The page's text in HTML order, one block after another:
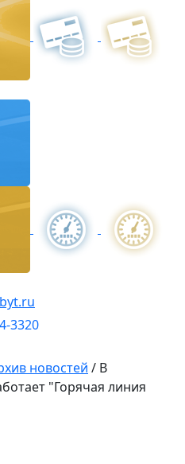
3320
новостей / В
"Горячая линия